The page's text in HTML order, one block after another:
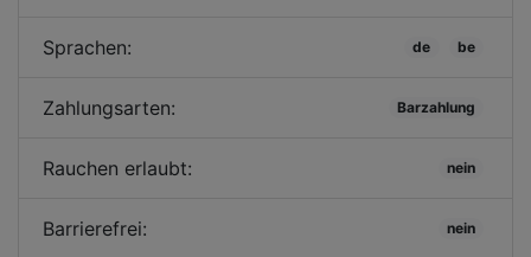
Sprachen: de be
Zahlungsarten: Barzahlung
Rauchen erlaubt: nein
Barrierefrei: nein